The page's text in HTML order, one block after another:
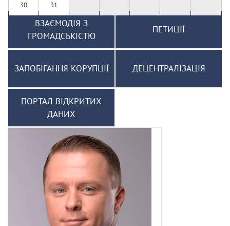
30 31
ВЗАЄМОДІЯ З
ГРОМАДСЬКІСТЮ
ПЕТИЦІЇ
ЗАПОБІГАННЯ КОРУПЦІЇ ДЕЦЕНТРАЛІЗАЦІЯ
ПОРТАЛ ВІДКРИТИХ
ДАНИХ